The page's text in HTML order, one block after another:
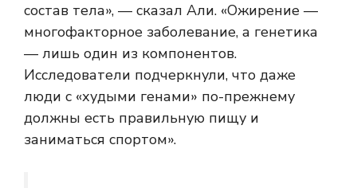
состав тела», — сказал Али. «Ожирение —
многофакторное заболевание, а генетика
— лишь один из компонентов.
Исследователи подчеркнули, что даже
люди с «худыми генами» по-прежнему
должны есть правильную пищу и
заниматься спортом».